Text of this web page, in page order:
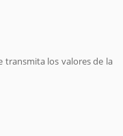
transmita los valores de la